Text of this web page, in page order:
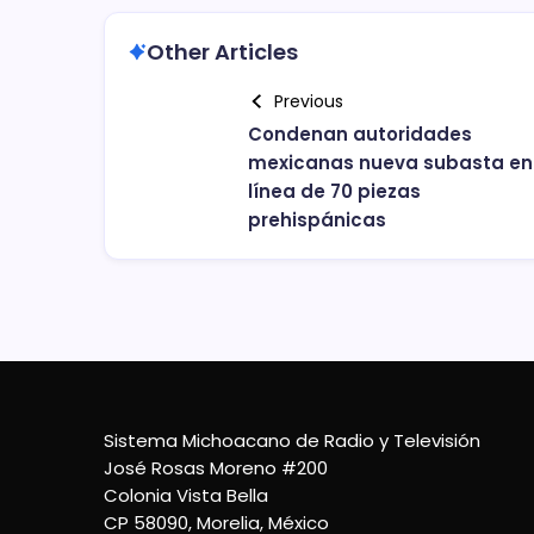
Other Articles
Previous
Condenan autoridades
mexicanas nueva subasta en
línea de 70 piezas
prehispánicas
Sistema Michoacano de Radio y Televisión
José Rosas Moreno #200
Colonia Vista Bella
CP 58090, Morelia, México